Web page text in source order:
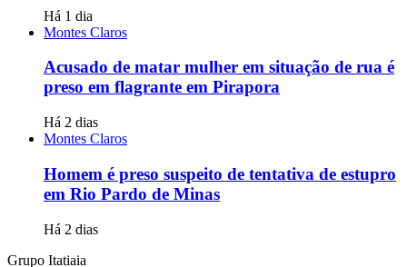
Há 1 dia
Montes Claros
Acusado de matar mulher em situação de rua é
preso em flagrante em Pirapora
Há 2 dias
Montes Claros
Homem é preso suspeito de tentativa de estupro
em Rio Pardo de Minas
Há 2 dias
Grupo Itatiaia